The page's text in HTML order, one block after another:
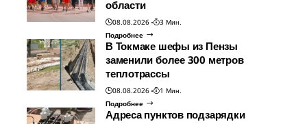
области
08.08.2026
3 Мин.
Подробнее
В Токмаке шефы из Пензы
заменили более 300 метров
теплотрассы
08.08.2026
1 Мин.
Подробнее
Адреса пунктов подзарядки